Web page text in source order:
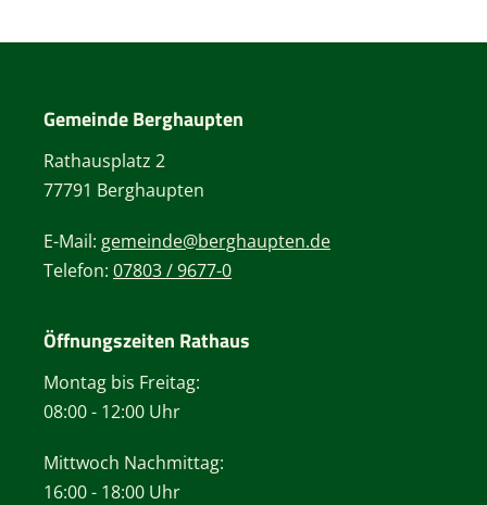
Gemeinde Berghaupten
Rathausplatz 2
77791 Berghaupten
E-Mail: gemeinde@berghaupten.de
Telefon: 07803 / 9677-0
Öffnungszeiten Rathaus
Montag bis Freitag:
08:00 - 12:00 Uhr
Mittwoch Nachmittag:
16:00 - 18:00 Uhr